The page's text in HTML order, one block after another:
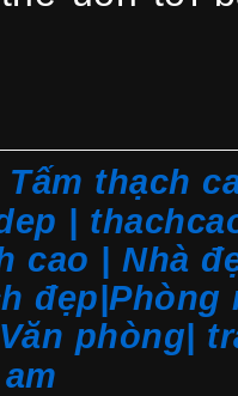
Tấm thạch
|
cao | Nhà
đẹp|Phòng
phòng|